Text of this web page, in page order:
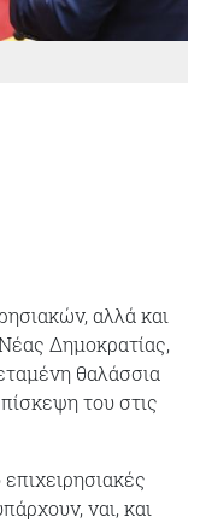
αλλά και
Δημοκρατίας,
θαλάσσια
του στις
ναι, και